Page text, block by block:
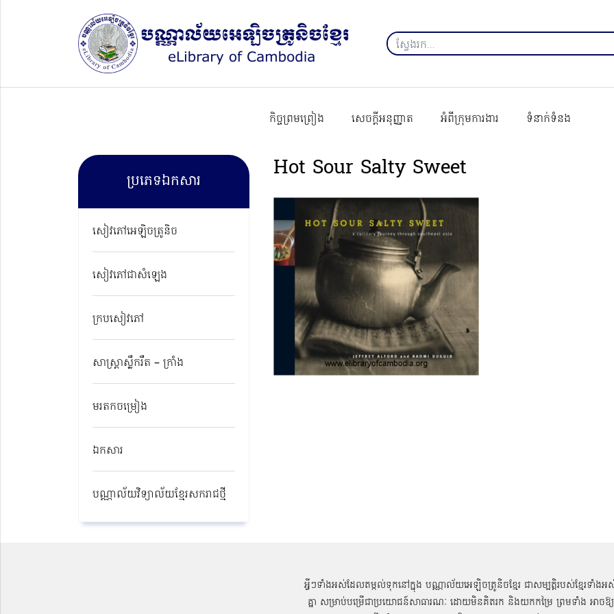
កិច្ចព្រមព្រៀង សេចក្ដីអនុញ្ញាត អំពីក្រុមការងារ ទំនាក់ទំនង
ប្រភេទឯកសារ
សៀវភៅអេឡិចត្រូនិច
សៀវភៅជាសំឡេង
ក្របសៀវភៅ
សាស្ត្រាស្លឹករឹត – ក្រាំង
មរតកចម្រៀង
ឯកសារ
បណ្ណាល័យវិទ្យាល័យខ្មែរសករាជថ្មី​
Hot Sour Salty Sweet
អ្វីៗទាំងអស់ដែលតម្កល់ទុកនៅក្នុង បណ្ណាល័យអេឡិចត្រូនិចខ្មែរ ជាសម្បតិ្តរបស់ខ្មែរទាំងអ
គ្នា សម្រាប់បម្រើជាប្រយោជន៍សាធារណៈ ដោយមិនគិតរក និងយកកម្រៃ ព្រមទាំង អាចឱ្យ